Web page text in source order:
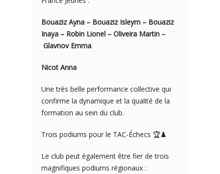
Bouaziz Ayna – Bouaziz Isleym – Bouaziz
Inaya – Robin Lionel – Oliveira Martin –
Glavnov Emma
Nicot Anna
Une très belle performance collective qui
confirme la dynamique et la qualité de la
formation au sein du club.
Trois podiums pour le TAC-Échecs 🏆♟️
Le club peut également être fier de trois
magnifiques podiums régionaux :